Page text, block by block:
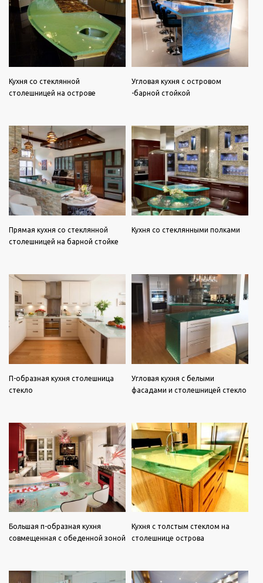
Кухня со стеклянной
столешницей на острове
Угловая кухня с островом
-барной стойкой
Прямая кухня со стеклянной
столешницей на барной стойке
Кухня со стеклянными полками
П-образная кухня столешница
стекло
Угловая кухня с белыми
фасадами и столешницей стекло
Большая п-образная кухня
совмещенная с обеденной зоной
Кухня с толстым стеклом на
столешнице острова